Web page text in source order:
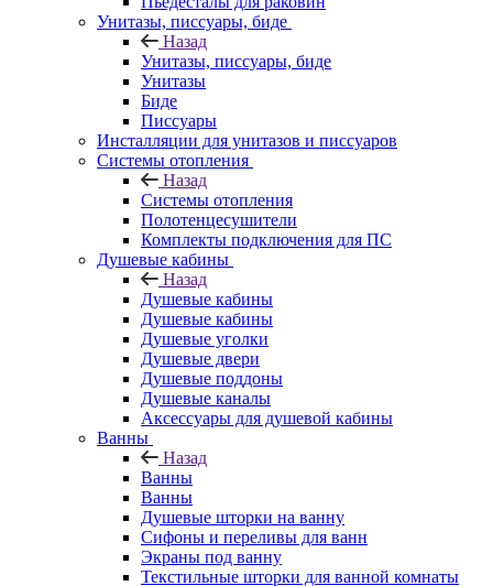
Унитазы, писсуары, биде
Назад
Унитазы, писсуары, биде
Унитазы
Биде
Писсуары
Инсталляции для унитазов и писсуаров
Системы отопления
Назад
Системы отопления
Полотенцесушители
Комплекты подключения для ПС
Душевые кабины
Назад
Душевые кабины
Душевые кабины
Душевые уголки
Душевые двери
Душевые поддоны
Душевые каналы
Аксессуары для душевой кабины
Ванны
Назад
Ванны
Ванны
Душевые шторки на ванну
Сифоны и переливы для ванн
Экраны под ванну
Текстильные шторки для ванной комнаты